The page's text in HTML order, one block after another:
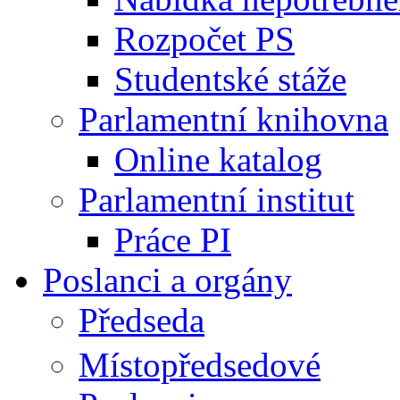
Rozpočet PS
Studentské stáže
Parlamentní knihovna
Online katalog
Parlamentní institut
Práce PI
Poslanci a orgány
Předseda
Místopředsedové